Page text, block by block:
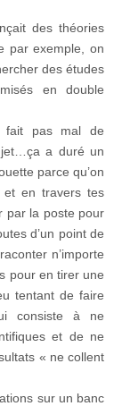
des théories
par exemple, on
des études
en double
fait pas mal de
a duré un
parce qu’on
en travers tes
par la poste pour
d’un point de
n’importe
pour en tirer une
tentant de faire
consiste à ne
et de ne
« ne collent
sur un banc